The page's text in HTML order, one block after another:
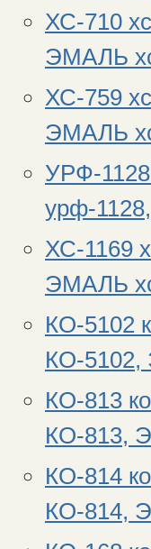
ХС-710
ЭМАЛЬ
ХС-759
ЭМАЛЬ
УРФ-
урф-
ХС-1169
ЭМАЛЬ
КО-5102
КО-
КО-813
КО-813,
КО-814
КО-814,